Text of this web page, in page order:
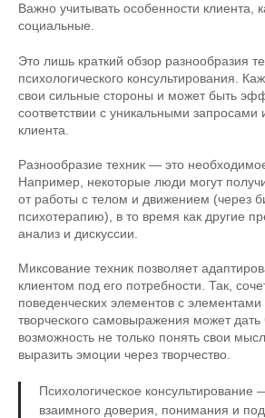
Важно учитывать особенности клиента,
социальные.
Это лишь краткий обзор разнообразия
психологического консультирования.
свои сильные стороны и может быть
соответствии с уникальными запросами
клиента.
Разнообразие техник — это
Например, некоторые люди могут
от работы с телом и движением (через
психотерапию), в то время как другие
анализ и дискуссии.
Миксование техник позволяет
клиентом под его потребности. Так,
поведенческих элементов с элементами
творческого самовыражения может дать
возможность не только понять свои
выразить эмоции через творчество.
Психологическое консультирование
взаимного доверия, понимания и